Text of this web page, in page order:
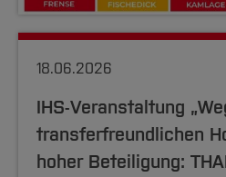
18.06.2026
IHS-Veranstaltung
transferfreundlichen
hoher Beteiligung: